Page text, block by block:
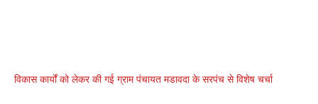
विकास कार्यों को लेकर की गई ग्राम पंचायत मडावदा के सरपंच से विशेष चर्चा